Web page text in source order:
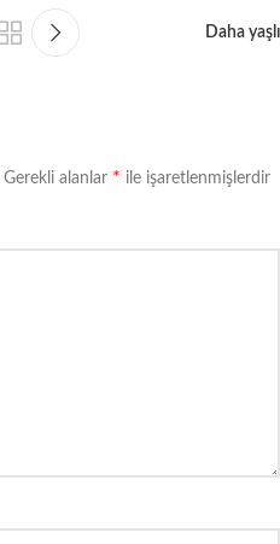
Daha yaşlı
Gerekli alanlar * ile işaretlenmişlerdir